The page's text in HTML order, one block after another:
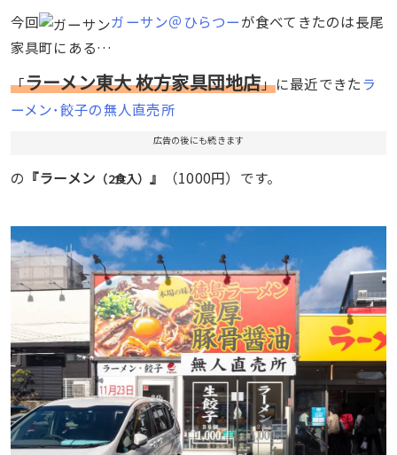
今回
ガーサン＠ひらつーが食べてきたのは長尾
家具町にある…
「ラーメン東大 枚方家具団地店」に最近できたラ
ーメン･餃子の無人直売所
広告の後にも続きます
の 『ラーメン （2食入） 』 （1000円）です。